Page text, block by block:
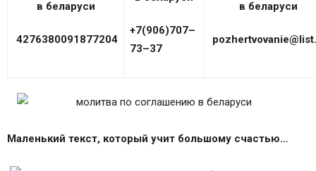
4276380091877204
+7(906)707–
73–37
Маленький текст, который учит большому счастью…